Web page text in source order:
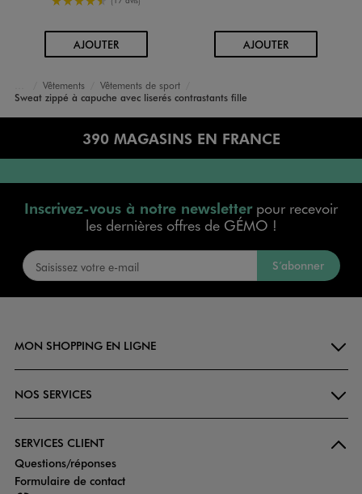
AJOUTERAU PANIER AJOUTERAU PANIER
Accueil
Fille
Vêtements
Vêtements de sport
Sweat zippé à capuche avec liserés contrastants fille
390 MAGASINS EN FRANCE
Inscrivez-vous à notre newsletterpour recevoir
les dernières offres de GÉMO !
S’abonner
MON SHOPPING EN LIGNE
NOS SERVICES
SERVICES CLIENT
Questions/réponses
Formulaire de contact